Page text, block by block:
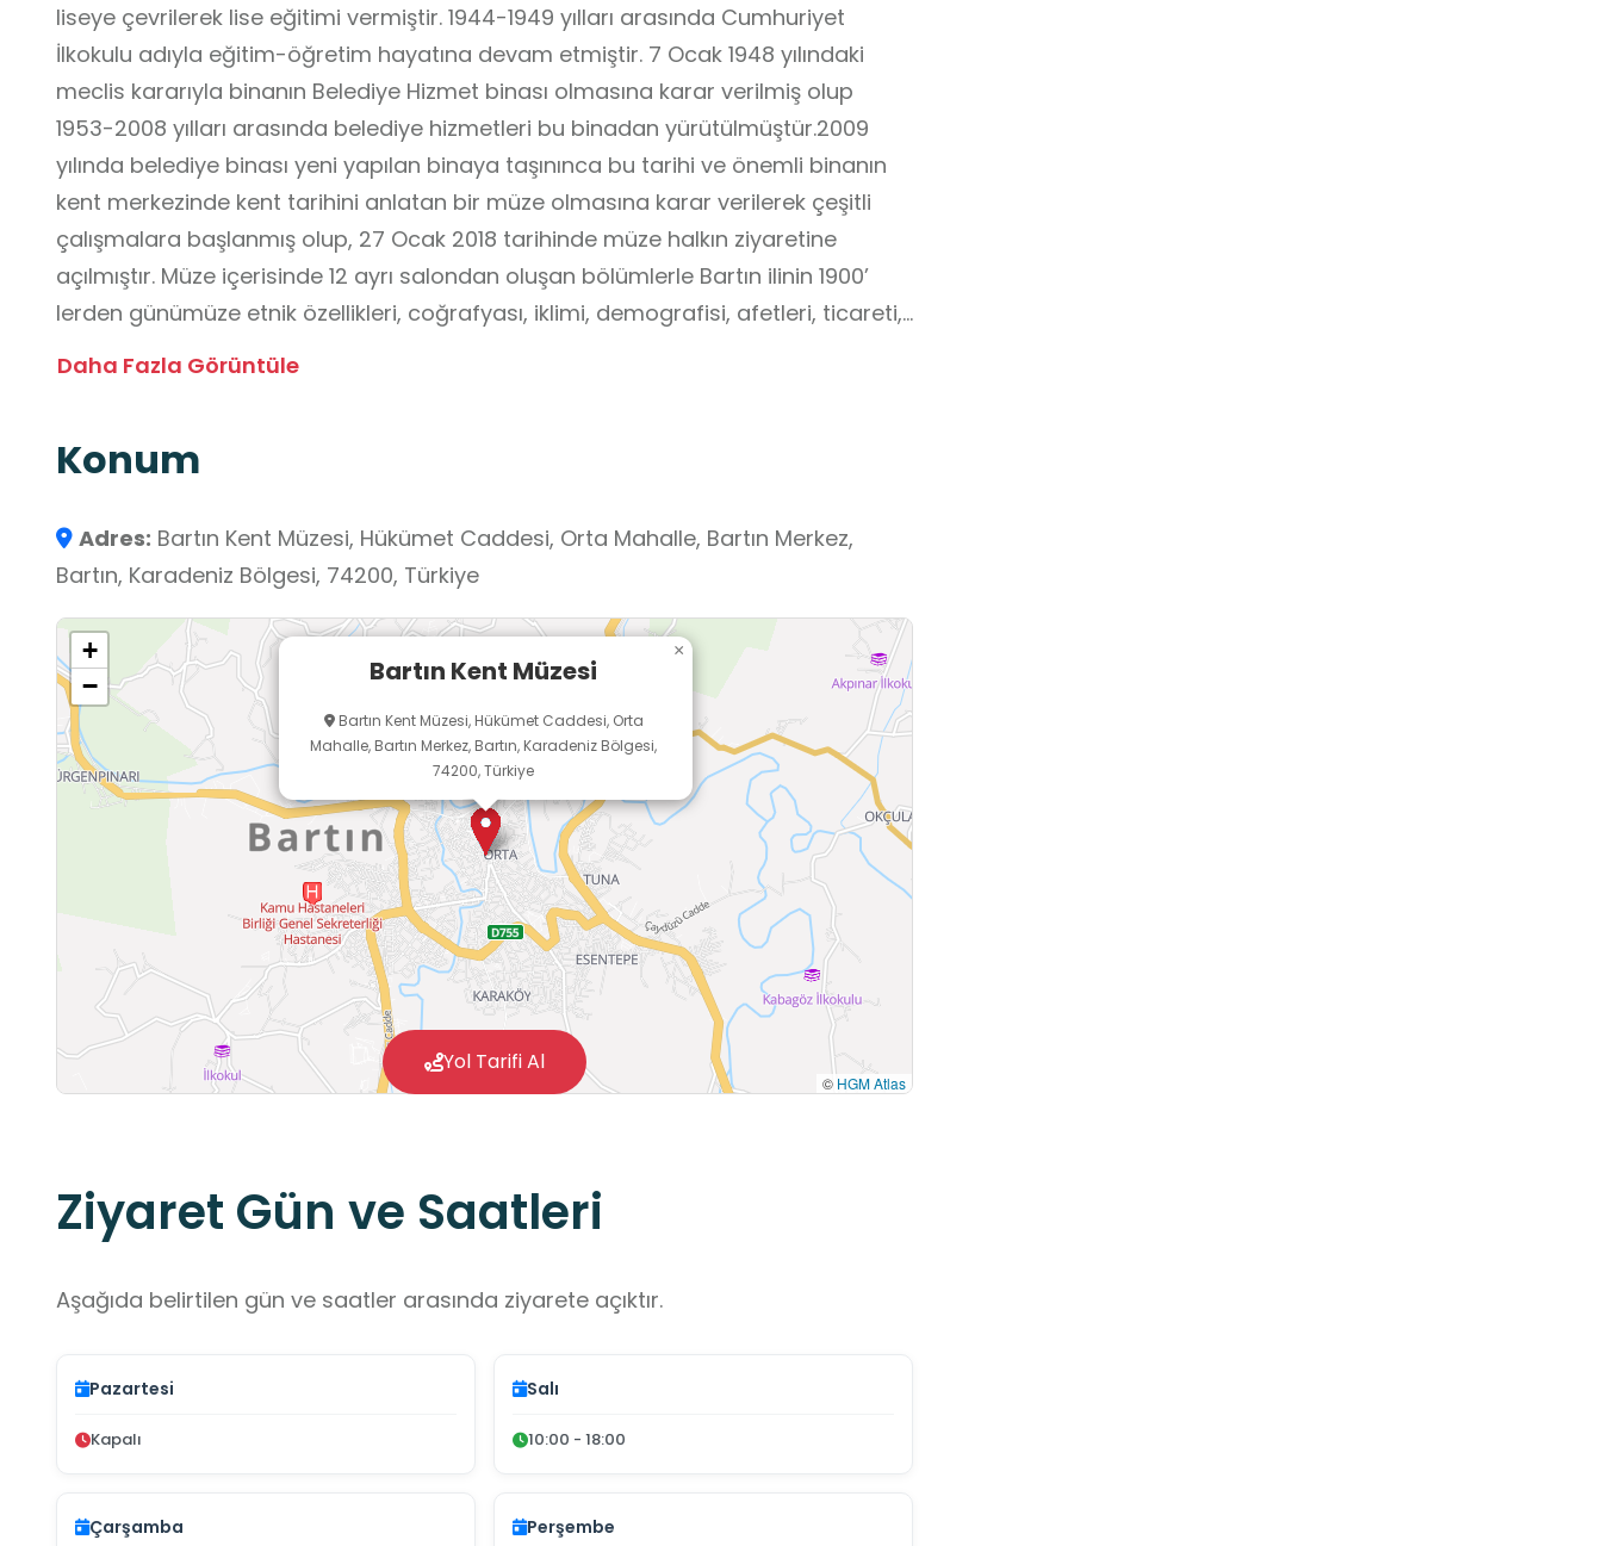
liseye çevrilerek lise eğitimi vermiştir. 1944-1949 yılları arasında Cumhuriyet
İlkokulu adıyla eğitim-öğretim hayatına devam etmiştir. 7 Ocak 1948 yılındaki
meclis kararıyla binanın Belediye Hizmet binası olmasına karar verilmiş olup
1953-2008 yılları arasında belediye hizmetleri bu binadan yürütülmüştür.2009
yılında belediye binası yeni yapılan binaya taşınınca bu tarihi ve önemli binanın
kent merkezinde kent tarihini anlatan bir müze olmasına karar verilerek çeşitli
çalışmalara başlanmış olup, 27 Ocak 2018 tarihinde müze halkın ziyaretine
açılmıştır. Müze içerisinde 12 ayrı salondan oluşan bölümlerle Bartın ilinin 1900’
lerden günümüze etnik özellikleri, coğrafyası, iklimi, demografisi, afetleri, ticareti,
Daha Fazla Görüntüle
Konum
Adres: Bartın Kent Müzesi, Hükümet Caddesi, Orta Mahalle, Bartın Merkez,
Bartın, Karadeniz Bölgesi, 74200, Türkiye
Bartın Kent Müzesi
Bartın Kent Müzesi, Hükümet Caddesi, Orta
Mahalle, Bartın Merkez, Bartın, Karadeniz Bölgesi,
74200, Türkiye
×
+
−
© HGM Atlas
Yol Tarifi Al
Ziyaret Gün ve Saatleri
Aşağıda belirtilen gün ve saatler arasında ziyarete açıktır.
Pazartesi
Kapalı
Salı
10:00 - 18:00
Çarşamba Perşembe